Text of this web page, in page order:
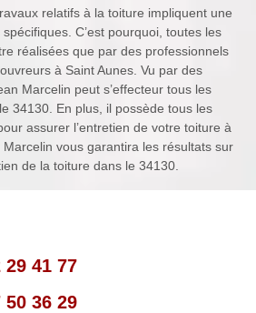
relatifs à la toiture impliquent une
C’est pourquoi, toutes les
réalisées que par des professionnels
à Saint Aunes. Vu par des
Marcelin peut s’effecteur tous les
34130. En plus, il possède tous les
assurer l’entretien de votre toiture à
vous garantira les résultats sur
de la toiture dans le 34130.
29 41 77
50 36 29